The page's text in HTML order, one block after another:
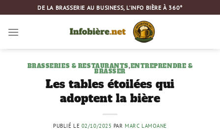
au
contenu
DE LA BRASSERIE AU BUSINESS, L’INFO BIÈRE À 360°
BRASSERIES & RESTAURANTS,ENTREPRENDRE &
BRASSER
Les tables étoilées qui
adoptent la bière
PUBLIÉ LE 02/10/2025 PAR MARC LAMOANE